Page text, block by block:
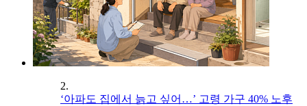
2.
‘아파도 집에서 늙고 싶어…’ 고령 가구 40% 노후